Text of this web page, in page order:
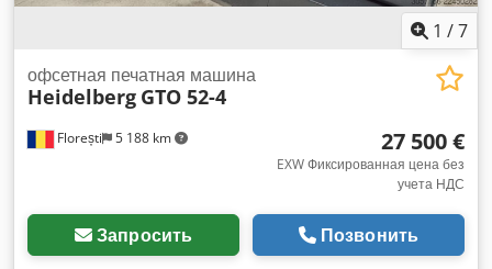
1 /7
Florești 5 188 km
офсетная печатная машина
Heidelberg GTO 52-4
27 500 €
EXW Фиксированная цена без
учета НДС
Запросить Позвонить